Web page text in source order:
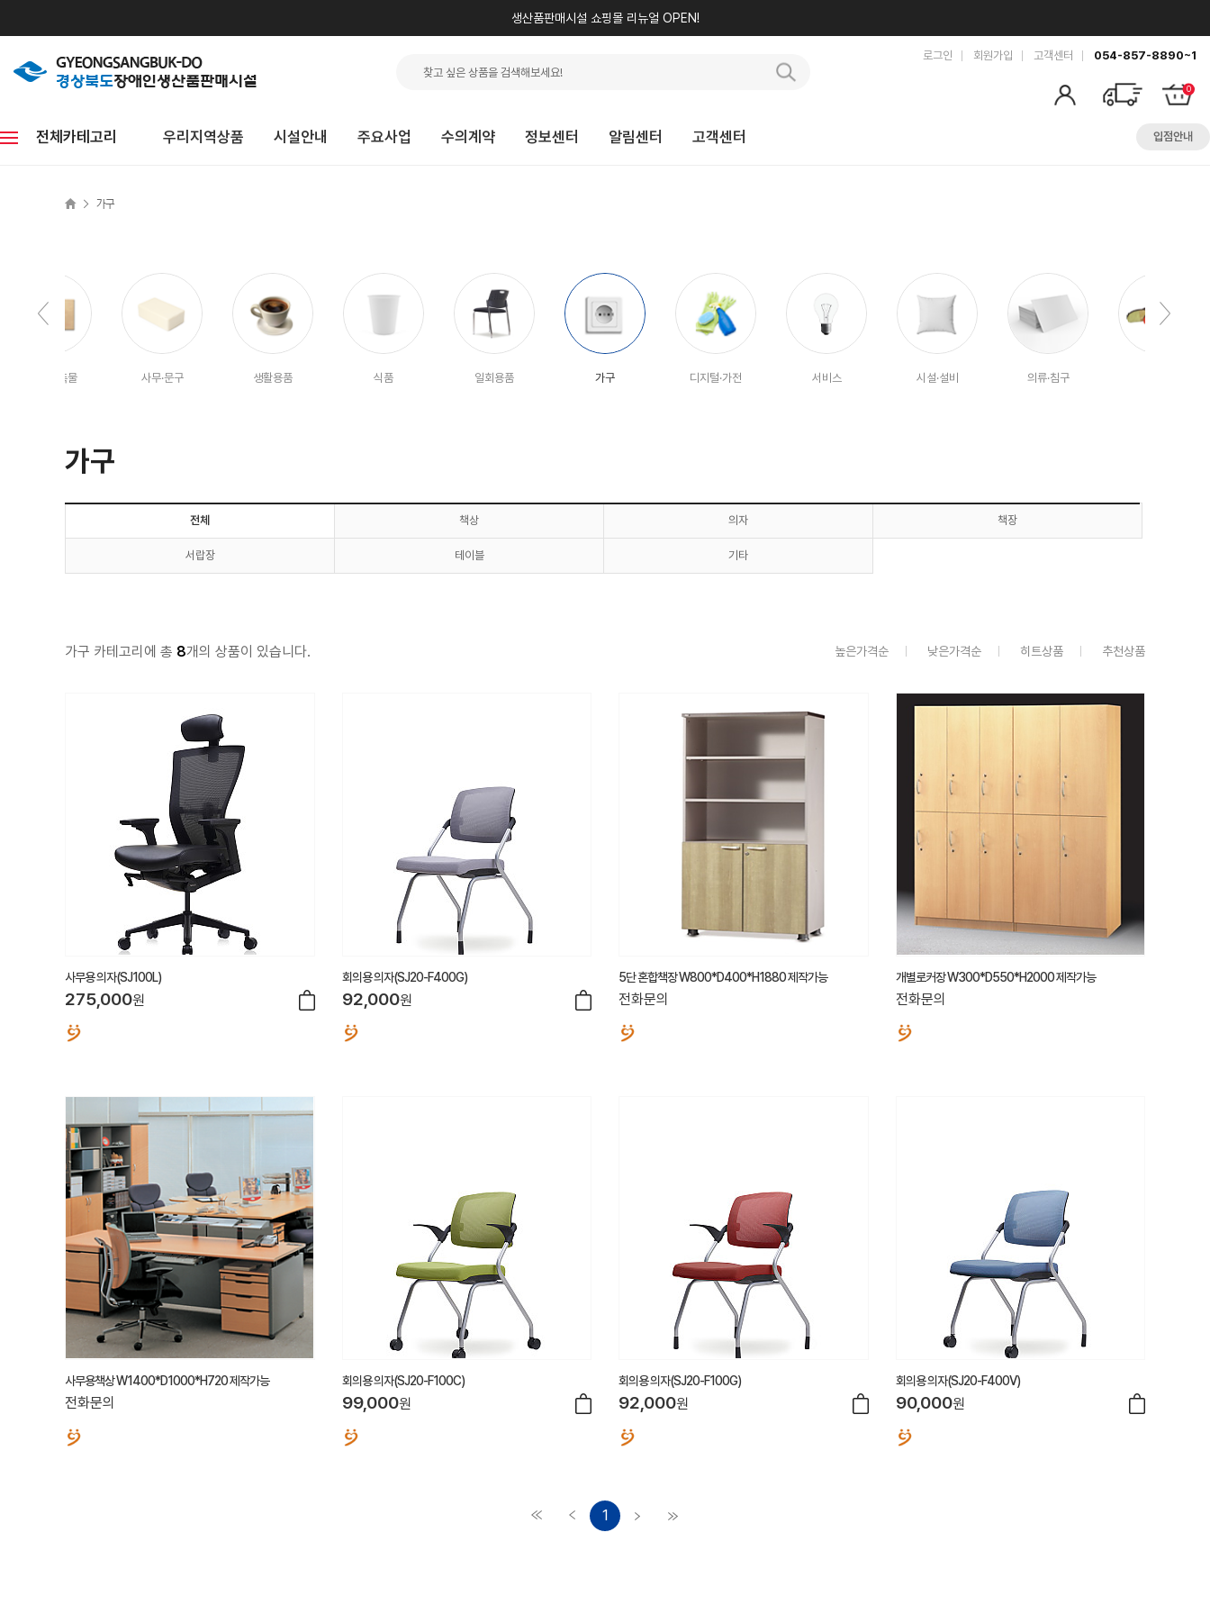
생산품판매시설 쇼핑몰 리뉴얼 OPEN!
로그인 회원가입 고객센터 054-857-8890~1
0
전체카테고리 우리지역상품 시설안내 주요사업 수의계약 정보센터 알림센터 고객센터 입점안내
> 가구
홍보·판촉물 사무·문구 생활용품 식품 일회용품 가구 디지털·가전 서비스 시설·설비 의류·침구
가구
전체 책상 의자 책장
서랍장 테이블 기타
가구 카테고리에 총 8개의 상품이 있습니다. 높은가격순 낮은가격순 히트상품 추천상품
사무용 의자(SJ100L)
275,000원
회의용 의자(SJ20-F400G)
92,000원
5단 혼합책장 W800*D400*H1880 제작가능
전화문의
개별로커장 W300*D550*H2000 제작가능
전화문의
사무용책상 W1400*D1000*H720 제작가능
전화문의
회의용 의자(SJ20-F100C)
99,000원
회의용 의자(SJ20-F100G)
92,000원
회의용 의자(SJ20-F400V)
90,000원
1